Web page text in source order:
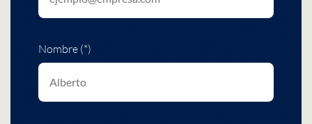
Nombre (*)